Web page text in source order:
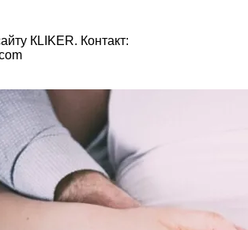
КLIKER. Контакт: